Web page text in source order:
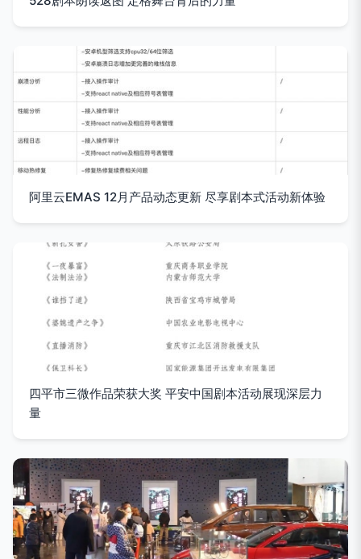
阿里云EMAS 12月产品动态更新 尽享剧本式活动新体验
四平市三微作品荣获大奖 平安中国剧本活动展现深层力
量